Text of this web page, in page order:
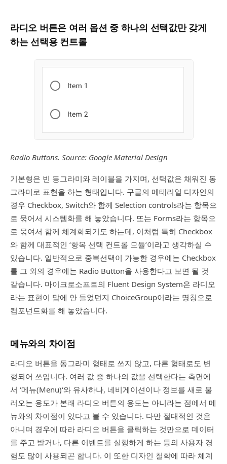
라디오 버튼은 여러 옵션 중 하나의 선택값만 갖게
하는 선택용 컨트롤
Radio Buttons. Source: Google Material Design
기본형은 빈 동그라미와 레이블을 가지며, 선택값은 채워진 동
그라미로 표현을 하는 형태입니다. 구글의 메테리얼 디자인의
경우 Checkbox, Switch와 함께 Selection controls라는 항목으
로 묶어서 시스템화를 해 놓았습니다. 또는 Forms라는 항목으
로 묶여서 함께 체계화되기도 하는데, 이처럼 특히 Checkbox
와 함께 대표적인 ‘항목 선택 컨트롤 모듈’이라고 생각하실 수
있습니다. 일반적으로 중복선택이 가능한 경우에는 Checkbox
를 그 외의 경우에는 Radio Button을 사용한다고 보면 될 것
같습니다. 마이크로소프트의 Fluent Design System은 라디오
라는 표현이 맘에 안 들었던지 ChoiceGroup이라는 명칭으로
컴포넌트화를 해 놓았습니다.
메뉴와의 차이점
라디오 버튼을 동그라미 형태로 쓰지 않고, 다른 형태로도 변
형되어 쓰입니다. 여러 값 중 하나의 값을 선택한다는 측면에
서 ‘메뉴(Menu)‘와 유사하나, 네비게이션이나 정보를 새로 불
러오는 용도가 본래 라디오 버튼의 용도는 아니라는 점에서 메
뉴와의 차이점이 있다고 볼 수 있습니다. 다만 절대적인 것은
아니며 경우에 따라 라디오 버튼을 클릭하는 것만으로 데이터
를 주고 받거나, 다른 이벤트를 실행하게 하는 등의 사용자 경
험도 많이 사용되곤 합니다. 이 또한 디자인 철학에 따라 체계